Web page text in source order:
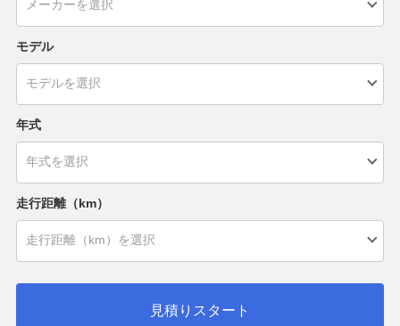
モデル
年式
走行距離（km）
見積りスタート